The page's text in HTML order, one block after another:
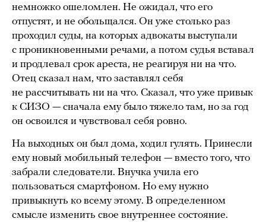
немножко ошеломлен. Не ожидал, что его
отпустят, и не обольщался. Он уже столько раз
проходил суды, на которых адвокаты выступали
с проникновенными речами, а потом судья вставал
и продлевал срок ареста, не реагируя ни на что.
Отец сказал нам, что заставлял себя
не рассчитывать ни на что. Сказал, что уже привык
к СИЗО — сначала ему было тяжело там, но за год
он освоился и чувствовал себя ровно.
На выходных он был дома, ходил гулять. Принесли
ему новый мобильный телефон — вместо того, что
забрали следователи. Внучка учила его
пользоваться смартфоном. Но ему нужно
привыкнуть ко всему этому. В определенном
смысле изменить свое внутреннее состояние.